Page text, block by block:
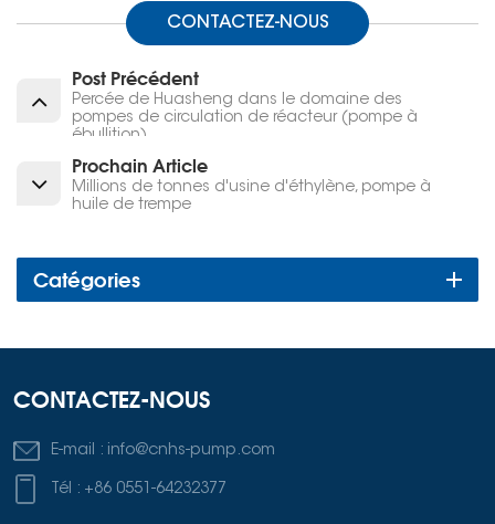
CONTACTEZ-NOUS
Post Précédent
Percée de Huasheng dans le domaine des
pompes de circulation de réacteur (pompe à
ébullition)
Prochain Article
Millions de tonnes d'usine d'éthylène, pompe à
huile de trempe
Catégories
CONTACTEZ-NOUS
E-mail : info@cnhs-pump.com
Tél : +86 0551-64232377